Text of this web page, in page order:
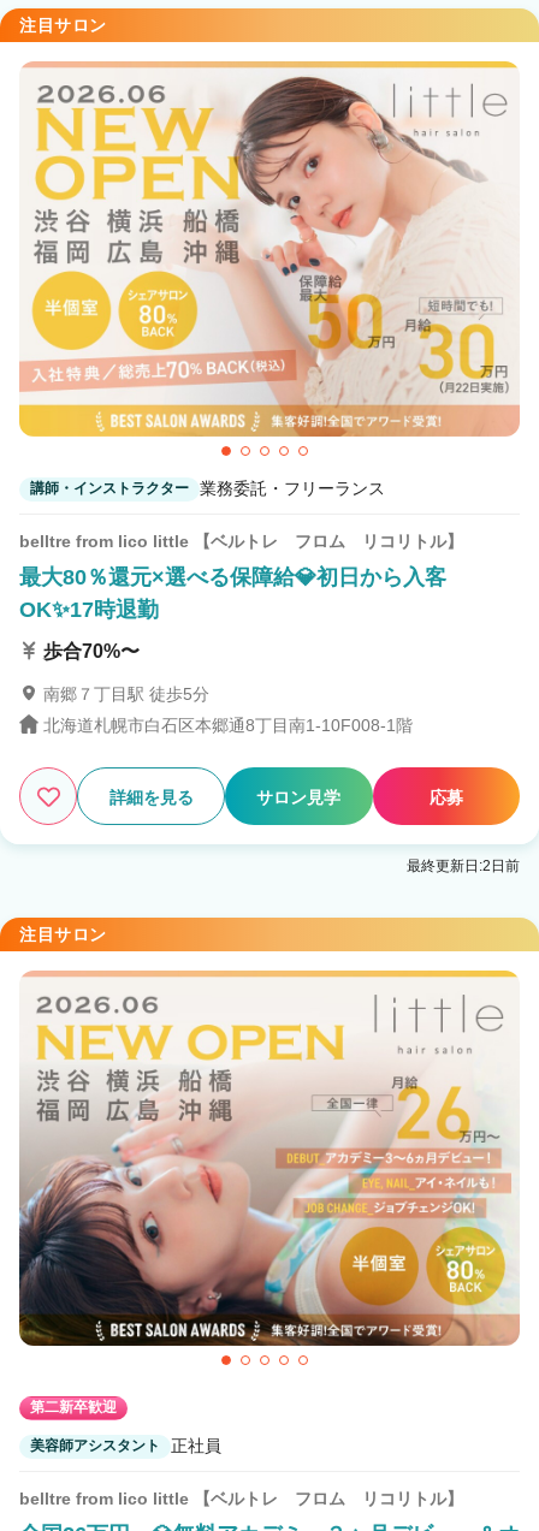
注目サロン
講師・インストラクター 業務委託・フリーランス
belltre from lico little 【ベルトレ フロム リコリトル】
最大80％還元×選べる保障給💎初日から入客
OK✨17時退勤
歩合70%〜
南郷７丁目駅 徒歩5分
北海道札幌市白石区本郷通8丁目南1-10F008-1階
詳細を見る サロン見学 応募
最終更新日:2日前
注目サロン
第二新卒歓迎
美容師アシスタント 正社員
belltre from lico little 【ベルトレ フロム リコリトル】